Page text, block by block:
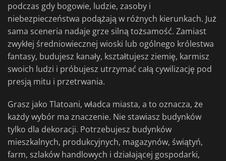
podczas gdy bogowie, ludzie, zasoby i
niebezpieczeństwa podążają w różnych kierunkach. Już
sama sceneria nadaje grze silną tożsamość. Zamiast
zwykłej średniowiecznej wioski lub ogólnego królestwa
fantasy, budujesz kanały, kształtujesz ziemię, karmisz
swoich ludzi i próbujesz utrzymać całą cywilizację pod
presją mitu i przetrwania.
Grasz jako Tlatoani, władca miasta, a to oznacza, że
każdy wybór ma znaczenie. Nie stawiasz budynków
tylko dla dekoracji. Potrzebujesz budynków
mieszkalnych, produkcyjnych, magazynów, świątyń,
farm, szlaków handlowych i działającej gospodarki,